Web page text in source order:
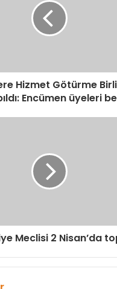
Hizmet Götürme
Encümen üyeleri
Meclisi 2 Nisan’da